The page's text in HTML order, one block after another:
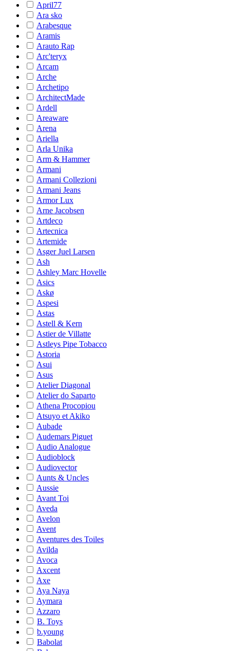
April77
Ara sko
Arabesque
Aramis
Arauto Rap
Arc'teryx
Arcam
Arche
Archetipo
ArchitectMade
Ardell
Areaware
Arena
Ariella
Arla Unika
Arm & Hammer
Armani
Armani Collezioni
Armani Jeans
Armor Lux
Arne Jacobsen
Artdeco
Artecnica
Artemide
Asger Juel Larsen
Ash
Ashley Marc Hovelle
Asics
Askø
Aspesi
Astas
Astell & Kern
Astier de Villatte
Astleys Pipe Tobacco
Astoria
Asui
Asus
Atelier Diagonal
Atelier do Saparto
Athena Procopiou
Atsuyo et Akiko
Aubade
Audemars Piguet
Audio Analogue
Audioblock
Audiovector
Aunts & Uncles
Aussie
Avant Toi
Aveda
Avelon
Avent
Aventures des Toiles
Avilda
Avoca
Axcent
Axe
Aya Naya
Aymara
Azzaro
B. Toys
b.young
Babolat